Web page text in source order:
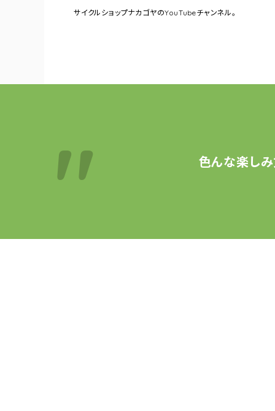
サイクルショップナカゴヤのYouTubeチャンネル。
色んな楽し